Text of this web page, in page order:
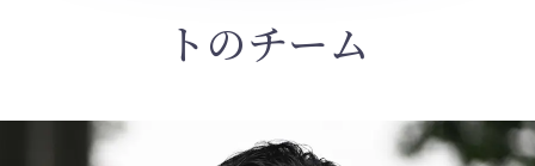
トのチーム